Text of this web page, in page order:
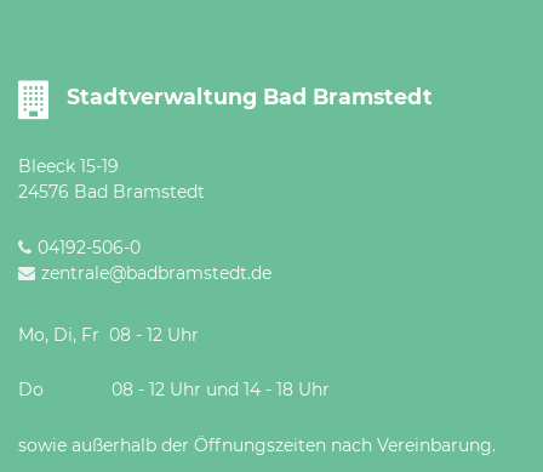
Stadtverwaltung Bad Bramstedt
Bleeck 15-19
24576 Bad Bramstedt
04192-506-0
zentrale@badbramstedt.de
Mo, Di, Fr 08 - 12 Uhr
Do 08 - 12 Uhr und 14 - 18 Uhr
sowie außerhalb der Öffnungszeiten nach Vereinbarung.